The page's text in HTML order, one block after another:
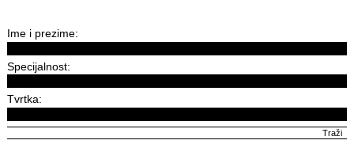
Ime i prezime:
Specijalnost:
Tvrtka: